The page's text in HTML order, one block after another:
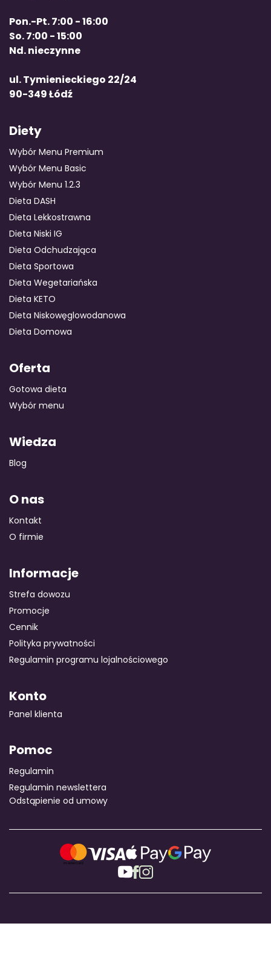
Pon.-Pt. 7:00 - 16:00
So. 7:00 - 15:00
Nd. nieczynne
ul. Tymienieckiego 22/24
90-349 Łódź
Diety
Wybór Menu Premium
Wybór Menu Basic
Wybór Menu 1.2.3
Dieta DASH
Dieta Lekkostrawna
Dieta Niski IG
Dieta Odchudzająca
Dieta Sportowa
Dieta Wegetariańska
Dieta KETO
Dieta Niskowęglowodanowa
Dieta Domowa
Oferta
Gotowa dieta
Wybór menu
Wiedza
Blog
O nas
Kontakt
O firmie
Informacje
Strefa dowozu
Promocje
Cennik
Polityka prywatności
Regulamin programu lojalnościowego
Konto
Panel klienta
Pomoc
Regulamin
Regulamin newslettera
Odstąpienie od umowy